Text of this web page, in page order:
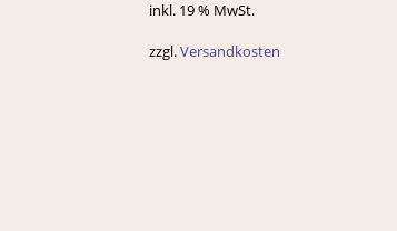
inkl. 19 % MwSt.
zzgl.Versandkosten